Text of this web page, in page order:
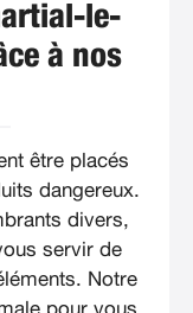
le-
à nos
être placés
dangereux.
divers,
servir de
Notre